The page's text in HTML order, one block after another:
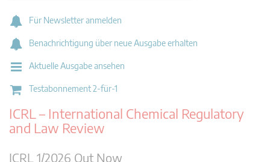
Für Newsletter anmelden
Benachrichtigung über neue Ausgabe erhalten
Aktuelle Ausgabe ansehen
Testabonnement 2-für-1
ICRL – International Chemical Regulatory
and Law Review
ICRL 1/2026 Out Now